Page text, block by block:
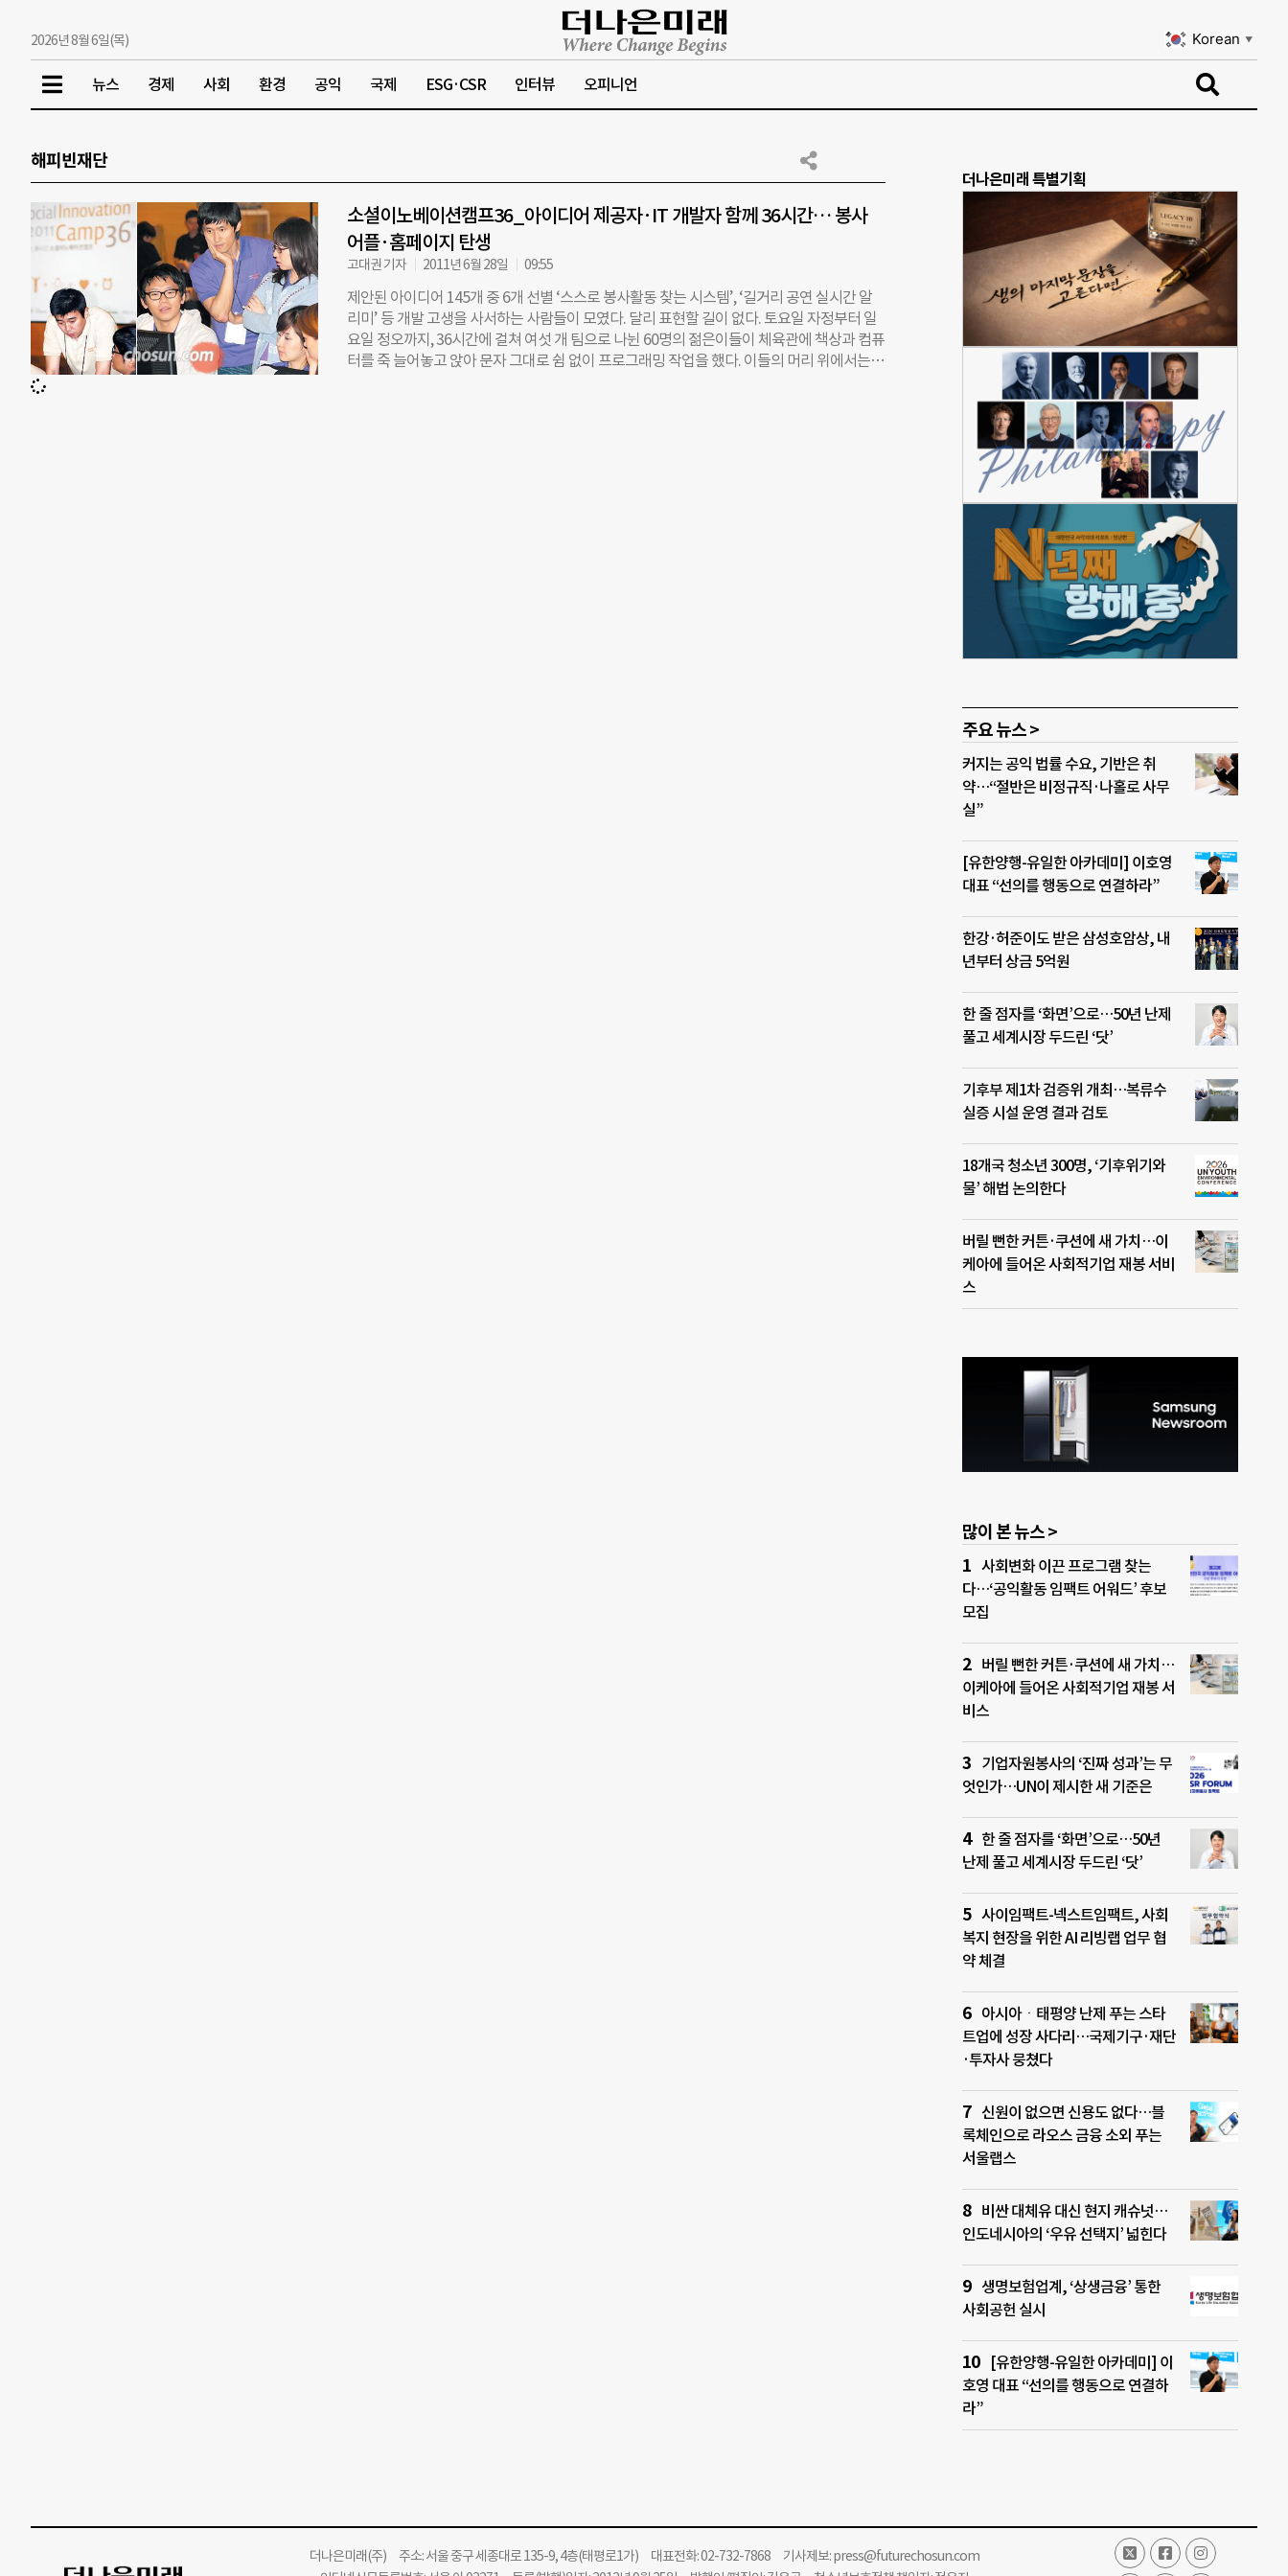
2026년 8월 6일(목) Korean ▼
뉴스 경제 사회 환경 공익 국제 ESG·CSR 인터뷰 오피니언
해피빈재단
소셜이노베이션캠프36_아이디어 제공자·IT 개발자 함께 36시간… 봉사
어플·홈페이지 탄생
고대권 기자 2011년 6월 28일 09:55
제안된 아이디어 145개 중 6개 선별 ‘스스로 봉사활동 찾는 시스템’, ‘길거리 공연 실시간 알
리미’ 등 개발 고생을 사서하는 사람들이 모였다. 달리 표현할 길이 없다. 토요일 자정부터 일
요일 정오까지, 36시간에 걸쳐 여섯 개 팀으로 나뉜 60명의 젊은이들이 체육관에 책상과 컴퓨
터를 죽 늘어놓고 앉아 문자 그대로 쉼 없이 프로그래밍 작업을 했다. 이들의 머리 위에서는
더나은미래 특별기획
주요 뉴스 >
커지는 공익 법률 수요, 기반은 취
약…“절반은 비정규직·나홀로 사무
실”
[유한양행-유일한 아카데미] 이호영
대표 “선의를 행동으로 연결하라”
한강·허준이도 받은 삼성호암상, 내
년부터 상금 5억원
한 줄 점자를 ‘화면’으로…50년 난제
풀고 세계시장 두드린 ‘닷’
기후부 제1차 검증위 개최…복류수
실증 시설 운영 결과 검토
18개국 청소년 300명, ‘기후위기와
물’ 해법 논의한다
버릴 뻔한 커튼·쿠션에 새 가치…이
케아에 들어온 사회적기업 재봉 서비
스
많이 본 뉴스 >
사회변화 이끈 프로그램 찾는
다…‘공익활동 임팩트 어워드’ 후보
모집
버릴 뻔한 커튼·쿠션에 새 가치…
이케아에 들어온 사회적기업 재봉 서
비스
기업자원봉사의 ‘진짜 성과’는 무
엇인가…UN이 제시한 새 기준은
한 줄 점자를 ‘화면’으로…50년
난제 풀고 세계시장 두드린 ‘닷’
사이임팩트-넥스트임팩트, 사회
복지 현장을 위한 AI 리빙랩 업무 협
약 체결
아시아ㆍ태평양 난제 푸는 스타
트업에 성장 사다리…국제기구·재단
·투자사 뭉쳤다
신원이 없으면 신용도 없다…블
록체인으로 라오스 금융 소외 푸는
서울랩스
비싼 대체유 대신 현지 캐슈넛…
인도네시아의 ‘우유 선택지’ 넓힌다
생명보험업계, ‘상생금융’ 통한
사회공헌 실시
[유한양행-유일한 아카데미] 이
호영 대표 “선의를 행동으로 연결하
라”
더나은미래(주)주소: 서울 중구 세종대로 135-9, 4층(태평로1가) 대표전화: 02-732-7868 기사제보:press@futurechosun.com